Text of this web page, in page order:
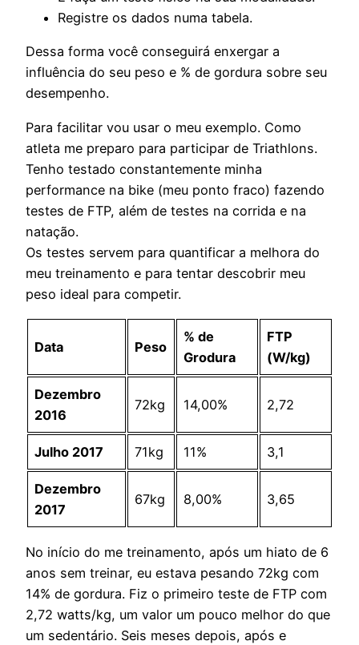
Registre os dados numa tabela.
Dessa forma você conseguirá enxergar a
influência do seu peso e % de gordura sobre seu
desempenho.
Para facilitar vou usar o meu exemplo. Como
atleta me preparo para participar de Triathlons.
Tenho testado constantemente minha
performance na bike (meu ponto fraco) fazendo
testes de FTP, além de testes na corrida e na
natação.
Os testes servem para quantificar a melhora do
meu treinamento e para tentar descobrir meu
peso ideal para competir.
Data Peso
% de
Grodura
FTP
(W/kg)
Dezembro
2016
72kg 14,00% 2,72
Julho 2017 71kg 11% 3,1
Dezembro
2017
67kg 8,00% 3,65
No início do me treinamento, após um hiato de 6
anos sem treinar, eu estava pesando 72kg com
14% de gordura. Fiz o primeiro teste de FTP com
2,72 watts/kg, um valor um pouco melhor do que
um sedentário. Seis meses depois, após e